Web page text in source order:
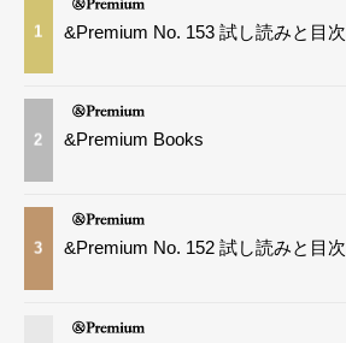
1 &Premium No. 153 試し読みと目次
2 &Premium Books
3 &Premium No. 152 試し読みと目次